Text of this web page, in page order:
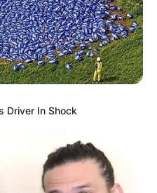
Driver In Shock